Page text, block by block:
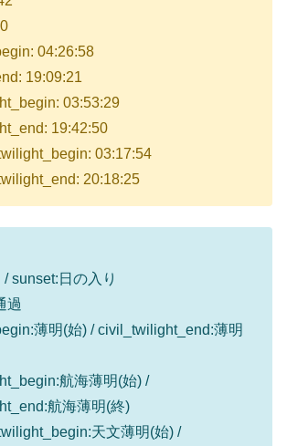
04:26:58
19:09:21
03:53:29
19:42:50
03:17:54
20:18:25
sunset:日の入り
過
薄明(始) / civil_twilight_end:薄明
航海薄明(始) /
航海薄明(終)
天文薄明(始) /